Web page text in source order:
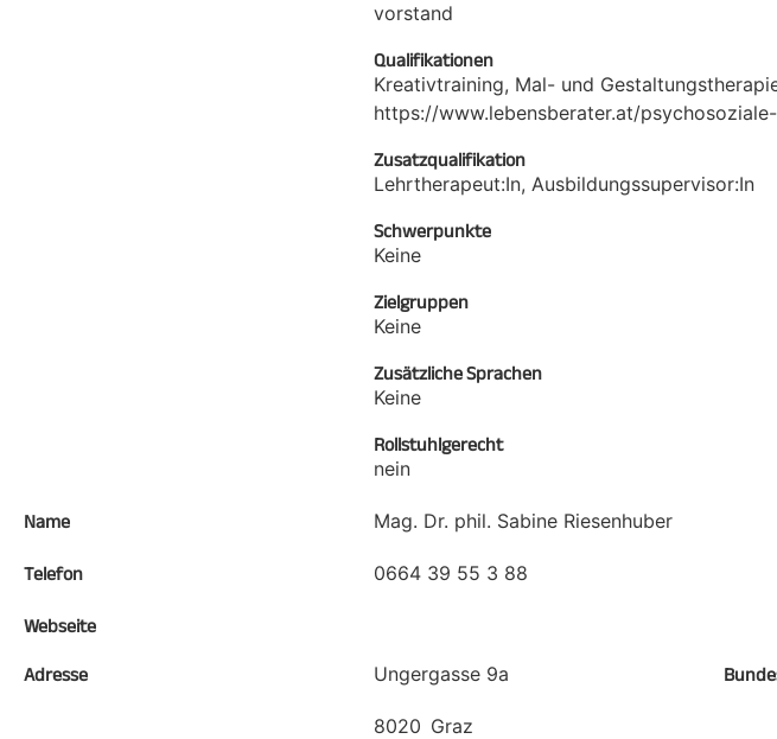
vorstand
Qualifikationen
Kreativtraining, Mal- und
https://www.lebensberater.at/
Zusatzqualifikation
Lehrtherapeut:In, Ausbildungssupervisor:In
Schwerpunkte
Keine
Zielgruppen
Keine
Zusätzliche Sprachen
Keine
Rollstuhlgerecht
nein
Name Mag. Dr. phil. Sabine Riesenhuber
Telefon 0664 39 55 3 88
Webseite
Adresse Ungergasse 9a
8020 Graz